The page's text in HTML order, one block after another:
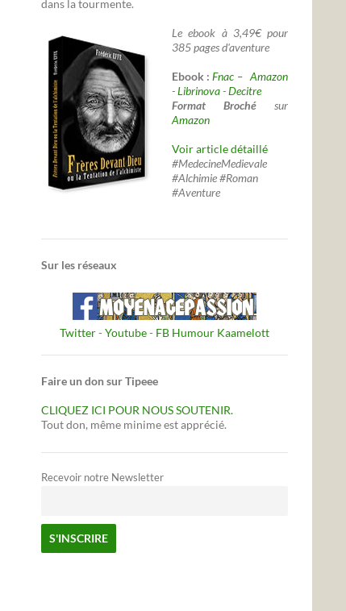
dans la tourmente.
Le ebook à 3,49€ pour
385 pages d'aventure
Ebook :Fnac – Amazon
-Librinova-Decitre
Format Broché sur
Amazon
Voir article détaillé
#MedecineMedievale
#Alchimie #Roman
#Aventure
Sur les réseaux
Twitter- Youtube- FB Humour Kaamelott
Faire un don sur Tipeee
CLIQUEZ ICI POUR NOUS SOUTENIR.
Tout don, même minime est apprécié.
Recevoir notre Newsletter